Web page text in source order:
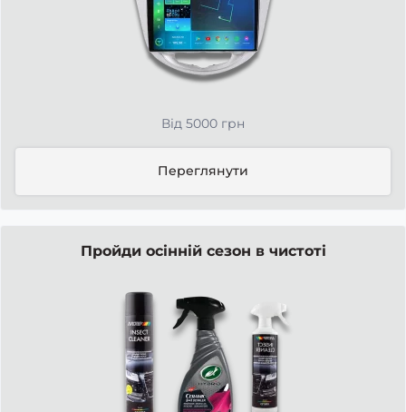
Від 5000 грн
Переглянути
Пройди осінній сезон в чистоті